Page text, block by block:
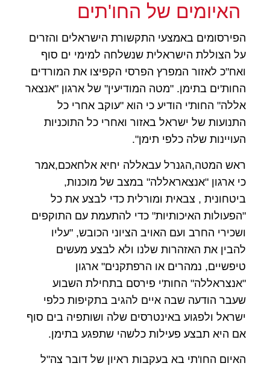
האיומים של החו'תים
הפירסומים באמצעי התקשורת הישראלים והזרים
על הצוללת הישראלית שנשלחה למימי ים סוף
ואח"כ לאזור המפרץ הפרסי הקפיצו את המורדים
החות'ים בתימן. "מטה המודיעין" של ארגון "אנצאר
אללה" החות'י הודיע כי הוא "עוקב אחרי כל
התנועות של ישראל באזור ואחרי כל התוכניות
העויינות שלה כלפי תימן".
ראש המטה,הגנרל עבאללה יחיא אלחאכם,אמר
כי ארגון "אנצאראללה" במצב של מוכנות,
ביטחונית , צבאית ומורלית כדי לבצע את כל
"הפעולות האיכותיות" כדי להתעמת עם התוקפים
ושכירי החרב ועם האויב הציוני הכובש, "עליו
להבין את האזהרות שלנו ולא לבצע מעשים
טיפשיים, נמהרים או הרפתקנים" ארגון
"אנצראללה" החות'י פירסם בתחילת השבוע
שעבר הודעה שבה איים להגיב בתקיפות כלפי
ישראל ולפגוע באינטרסים שלה ושותפיה בים סוף
אם היא תבצע פעילות כלשהי שתפגע בתימן.
האיום החו'תי בא בעקבות ראיון של דובר צה"ל